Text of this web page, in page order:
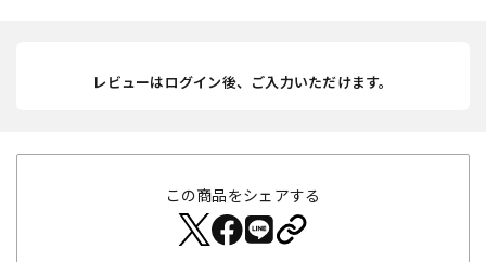
レビューはログイン後、ご入力いただけます。
この商品をシェアする